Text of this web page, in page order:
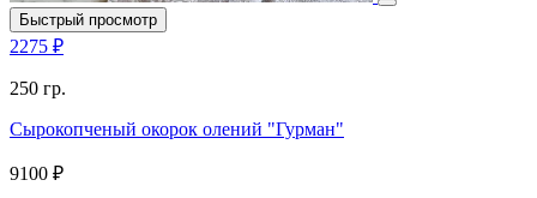
Быстрый просмотр
2275 ₽
250 гр.
Сырокопченый окорок олений "Гурман"
9100 ₽